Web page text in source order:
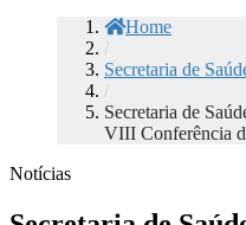
Home
/
Secretaria de
/
Secretaria de
VIII Conferência
Notícias